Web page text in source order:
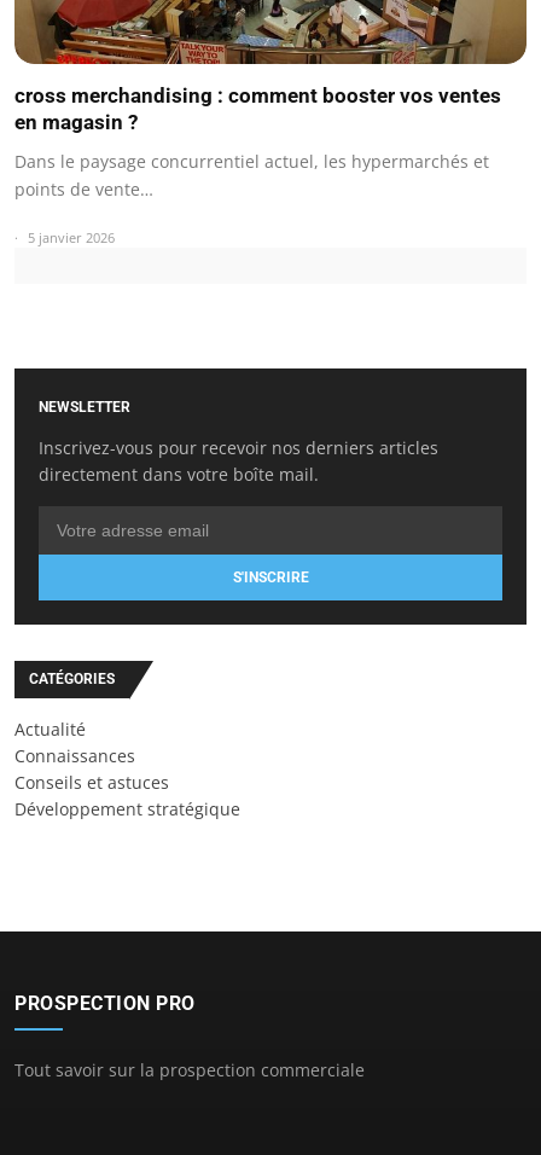
cross merchandising : comment booster vos ventes
en magasin ?
Dans le paysage concurrentiel actuel, les hypermarchés et
points de vente…
5 janvier 2026
NEWSLETTER
Inscrivez-vous pour recevoir nos derniers articles
directement dans votre boîte mail.
S'INSCRIRE
CATÉGORIES
Actualité
Connaissances
Conseils et astuces
Développement stratégique
PROSPECTION PRO
Tout savoir sur la prospection commerciale